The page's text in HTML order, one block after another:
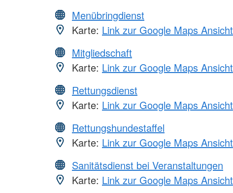
Menübringdienst
Karte: Link zur Google Maps Ansicht
Mitgliedschaft
Karte: Link zur Google Maps Ansicht
Rettungsdienst
Karte: Link zur Google Maps Ansicht
Rettungshundestaffel
Karte: Link zur Google Maps Ansicht
Sanitätsdienst bei Veranstaltungen
Karte: Link zur Google Maps Ansicht